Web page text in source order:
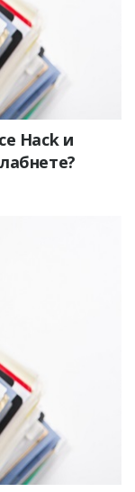
Hack и